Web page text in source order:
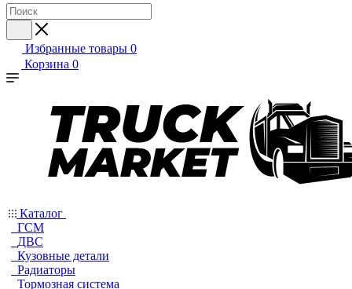
Избранные товары 0
Корзина 0
Каталог
ГСМ
ДВС
Кузовные детали
Радиаторы
Тормозная система